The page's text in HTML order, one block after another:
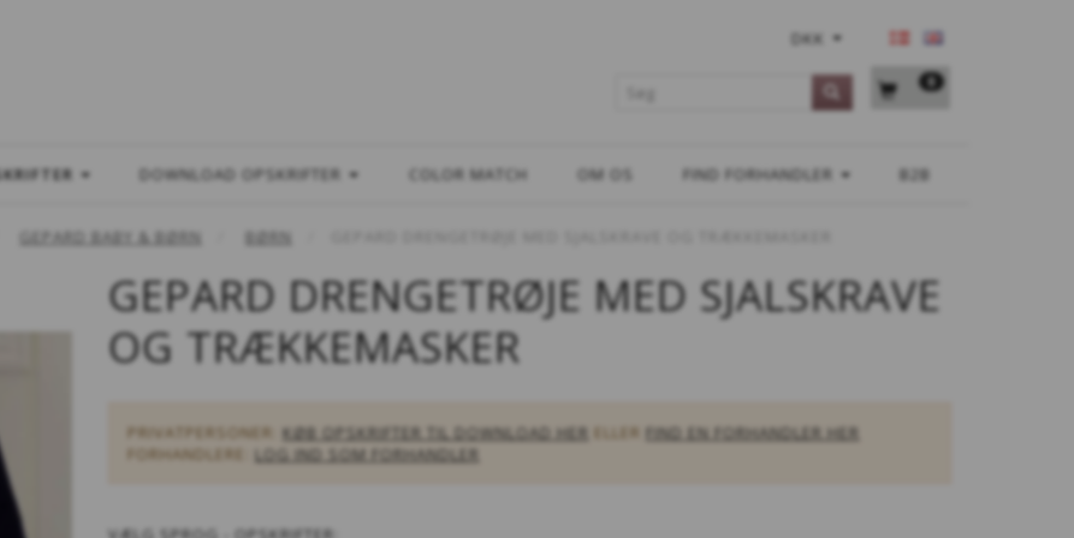
DKK
0
DOWNLOAD OPSKRIFTER COLOR MATCH OM OS FIND FORHANDLER B2B
GEPARD BABY & BØRN BØRN
GEPARD DRENGETRØJE MED SJALSKRAVE
OG TRÆKKEMASKER
PRIVATPERSONER: KØB OPSKRIFTER TIL DOWNLOAD HER ELLER FIND EN FORHANDLER HER
FORHANDLERE: LOG IND SOM FORHANDLER